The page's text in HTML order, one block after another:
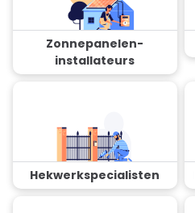
Zonnepanelen-
installateurs
Hekwerkspecialisten